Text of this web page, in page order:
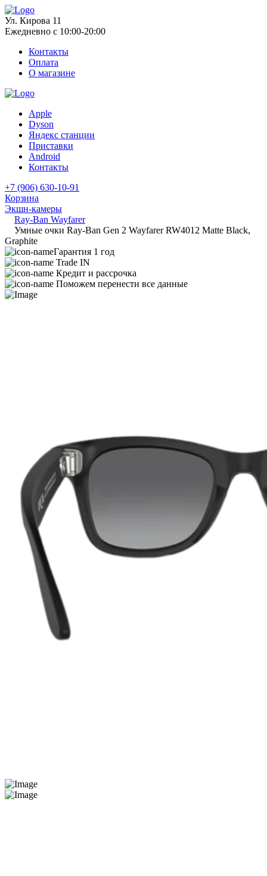
Ул. Кирова 11
Ежедневно с 10:00-20:00
Контакты
Оплата
О магазине
Apple
Dyson
Яндекс станции
Приставки
Android
Контакты
+7 (906) 630-10-91
Корзина
Экшн-камеры
Ray-Ban Wayfarer
Умные очки Ray-Ban Gen 2 Wayfarer RW4012 Matte Black,
Graphite
Гарантия 1 год
Trade IN
Кредит и рассрочка
Поможем перенести все данные